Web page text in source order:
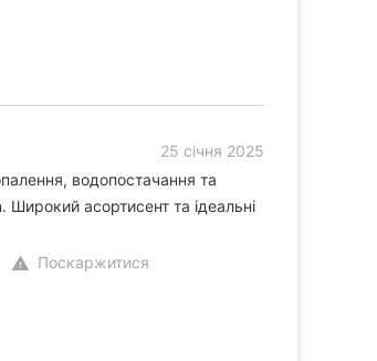
25 січня 2025
водопостачання та
Широкий асортисент та ідеальні
warning Поскаржитися